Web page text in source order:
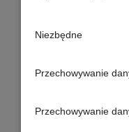
Niezbędne
Przechowywanie
Przechowywanie